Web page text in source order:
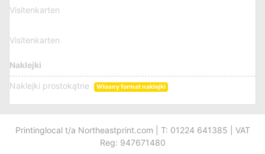
Visitenkarten
Visitenkarten
Naklejki
Naklejki prostokątne Własny format naklejki
Printinglocal t/a Northeastprint.com | T: 01224 641385 | VAT
Reg: 947671480